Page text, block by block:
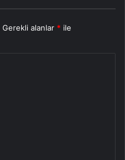
Gerekli alanlar * ile